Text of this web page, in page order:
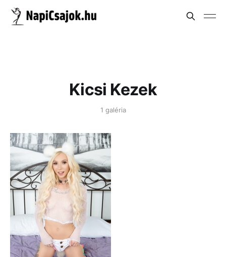
Kicsi Kezek
1 galéria